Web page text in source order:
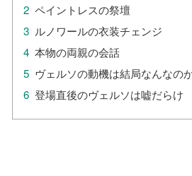
ペイントレスの祭壇
ルノワールの衣装チェンジ
本物の両親の会話
ヴェルソの動機は結局なんなの
登場直後のヴェルソは嘘だらけ